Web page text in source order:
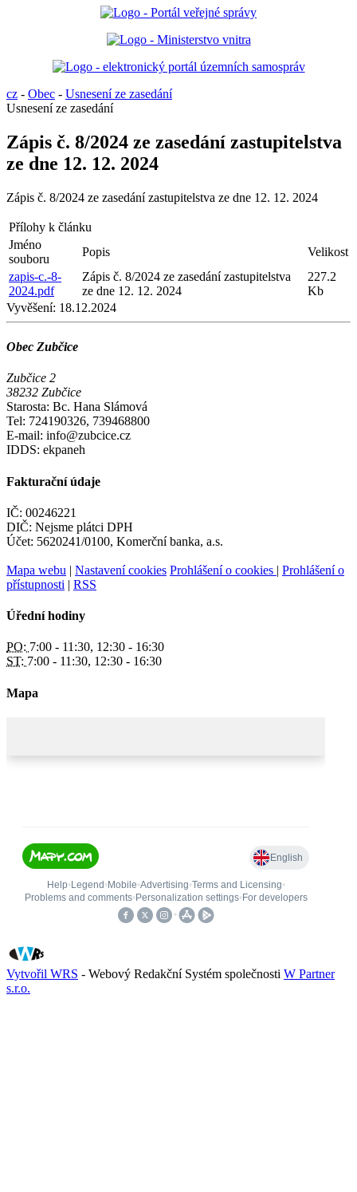
cz - Obec - Usnesení ze zasedání
Usnesení ze zasedání
Zápis č. 8/2024 ze zasedání zastupitelstva
ze dne 12. 12. 2024
Zápis č. 8/2024 ze zasedání zastupitelstva ze dne 12. 12. 2024
Přílohy k článku
Jméno
souboru
Popis
Velikost
zapis-c.-8-
2024.pdf
Zápis č. 8/2024 ze zasedání zastupitelstva
ze dne 12. 12. 2024
227.2
Kb
Vyvěšení: 18.12.2024
Obec Zubčice
Zubčice 2
38232 Zubčice
Starosta: Bc. Hana Slámová
Tel: 724190326, 739468800
E-mail: info@zubcice.cz
IDDS: ekpaneh
Fakturační údaje
IČ: 00246221
DIČ: Nejsme plátci DPH
Účet: 5620241/0100, Komerční banka, a.s.
Mapa webu | Nastavení cookies Prohlášení o cookies | Prohlášení o
přístupnosti | RSS
Úřední hodiny
PO: 7:00 - 11:30, 12:30 - 16:30
ST: 7:00 - 11:30, 12:30 - 16:30
Mapa
Vytvořil WRS - Webový Redakční Systém společnosti W Partner
s.r.o.